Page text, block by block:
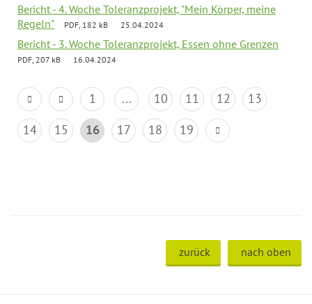
Bericht - 4. Woche Toleranzprojekt, "Mein Körper, meine
Regeln"
PDF, 182 kB 25.04.2024
Bericht - 3. Woche Toleranzprojekt, Essen ohne Grenzen
PDF, 207 kB 16.04.2024
1 ... 10 11 12
13
14
15 16 17 18 19
zurück nach oben